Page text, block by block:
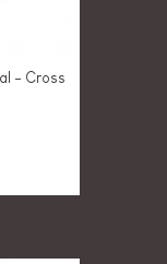
- Cross